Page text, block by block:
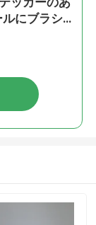
にブラシ